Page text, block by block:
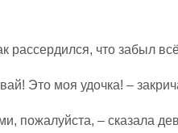
рассердился, что забыл
Это моя удочка! –
пожалуйста, – сказала